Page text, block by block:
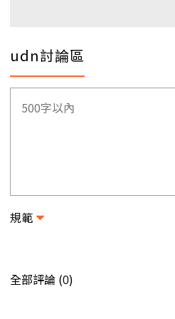
udn討論區
規範
全部評論 (0)